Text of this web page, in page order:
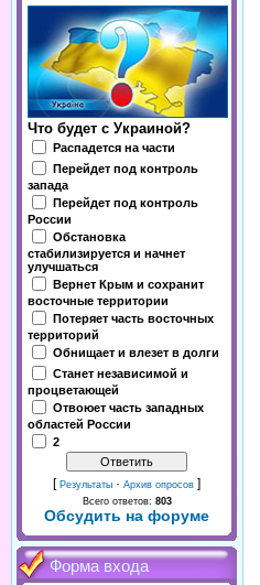
Что будет с Украиной?
Распадется на части
Перейдет под контроль
запада
Перейдет под контроль
России
Обстановка
стабилизируется и начнет
улучшаться
Вернет Крым и сохранит
восточные территории
Потеряет часть восточных
территорий
Обнищает и влезет в долги
Станет независимой и
процветающей
Отвоюет часть западных
областей России
2
[ Результаты · Архив опросов ]
Всего ответов: 803
Обсудить на форуме
Форма входа